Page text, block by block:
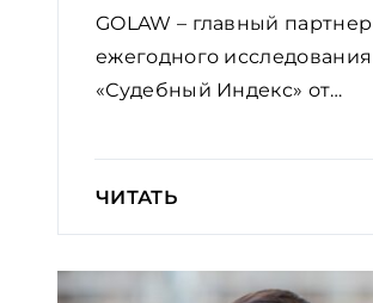
GOLAW – главный партнер
ежегодного исследования
«Судебный Индекс» от
ЧИТАТЬ